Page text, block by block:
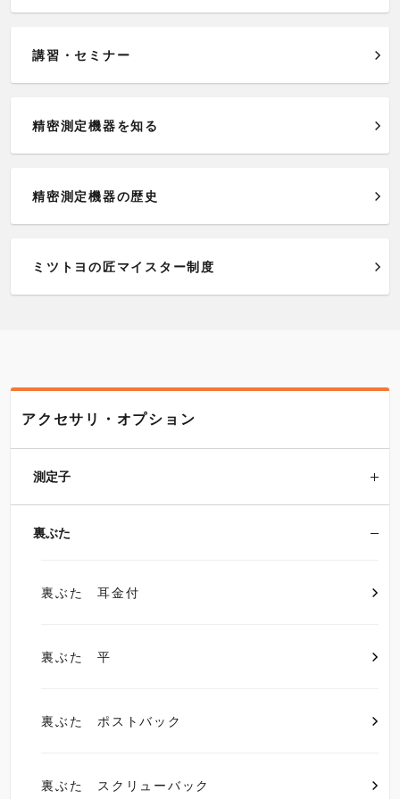
講習・セミナー
精密測定機器を知る
精密測定機器の歴史
ミツトヨの匠マイスター制度
アクセサリ・オプション
測定子
裏ぶた
裏ぶた 耳金付
裏ぶた 平
裏ぶた ポストバック
裏ぶた スクリューバック